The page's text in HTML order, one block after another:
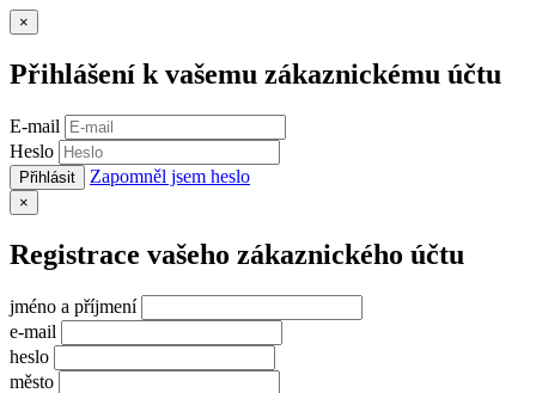
×
Přihlášení k vašemu zákaznickému účtu
E-mail
Heslo
Přihlásit Zapomněl jsem heslo
×
Registrace vašeho zákaznického účtu
jméno a příjmení
e-mail
heslo
město